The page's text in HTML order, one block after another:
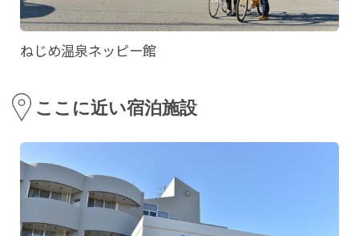
ねじめ温泉ネッピー館
ここに近い宿泊施設